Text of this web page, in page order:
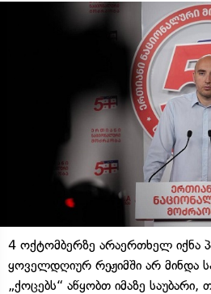
4 ოქტომბერზე არაერთხელ იქნა
ყოველდღიურ რეჟიმში არ მინდა
„ქოცებს“ აწყობთ იმაზე საუბარი,